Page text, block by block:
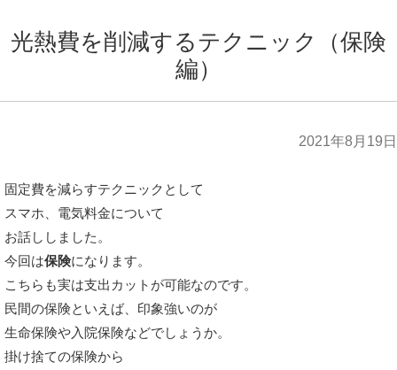
光熱費を削減するテクニック（保険
編）
2021年8月19日
固定費を減らすテクニックとして
スマホ、電気料金について
お話ししました。
今回は保険になります。
こちらも実は支出カットが可能なのです。
民間の保険といえば、印象強いのが
生命保険や入院保険などでしょうか。
掛け捨ての保険から